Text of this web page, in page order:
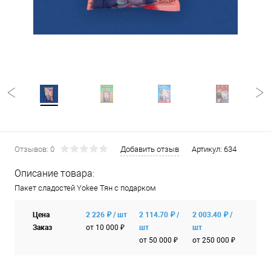
Отзывов: 0 Добавить отзыв Артикул: 634
Описание товара:
Пакет сладостей Yokee Тян с подарком
Цена
Заказ
2 226 ₽ / шт
от 10 000 ₽
2 114.70 ₽ /
шт
от 50 000 ₽
2 003.40 ₽ /
шт
от 250 000 ₽